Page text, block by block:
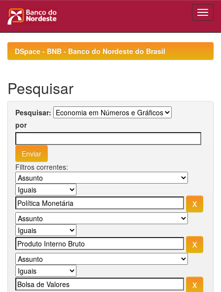
navigationDSpace - BNB - Banco do Nordeste do Brasil
Pesquisar
Pesquisar:
por
Filtros correntes: